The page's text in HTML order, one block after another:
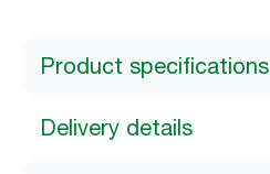
Product specifications
Delivery details